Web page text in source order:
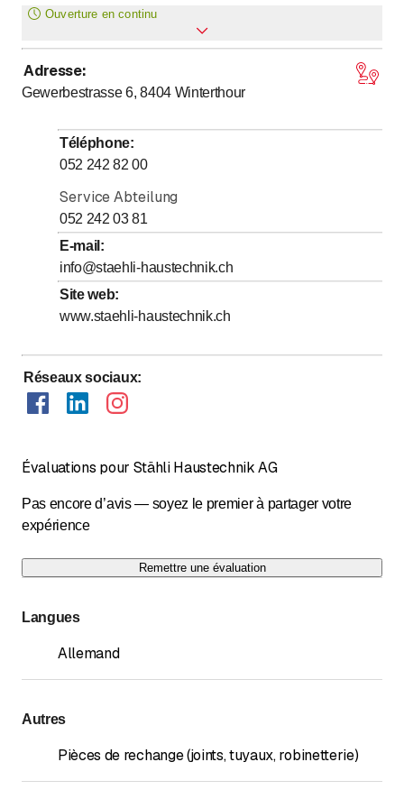
Ouverture en continu
Lundi
Ouvert toute la journée
Mardi
Ouvert toute la journée
Mercredi
Ouvert toute la journée
Jeudi
Vendredi
Samedi
Dimanche
24-Stunden-Reparaturservice
Adresse:
Gewerbestrasse 6, 8404 Winterthour
Téléphone:
052 242 82 00
Service Abteilung
052 242 03 81
E-mail :
info@staehli-haustechnik.ch
Site web:
www.staehli-haustechnik.ch
Réseaux sociaux:
Évaluations pour Stähli Haustechnik AG
Pas encore d’avis — soyez le premier à partager votre
expérience
Remettre une évaluation
Langues
Allemand
Autres
Pièces de rechange (joints, tuyaux, robinetterie)